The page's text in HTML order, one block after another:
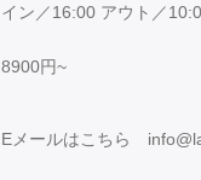
イン／16:00 アウト／
8900円~
Eメールはこちら